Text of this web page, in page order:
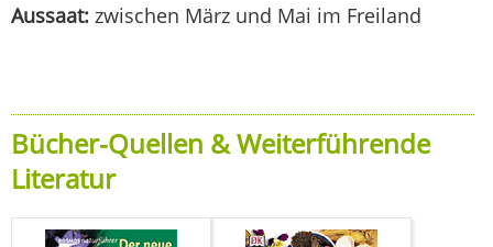
Aussaat: zwischen März und Mai im Freiland
Bücher-Quellen & Weiterführende
Literatur